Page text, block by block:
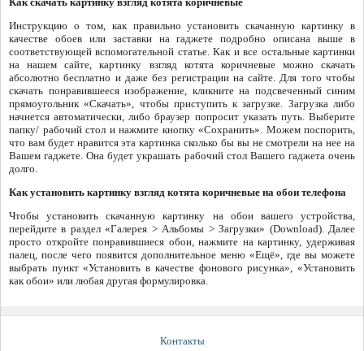
Инструкцию о том, как правильно установить скачанную картинку в
качестве обоев или заставки на гаджете подробно описана выше в
соответствующей вспомогательной статье. Как и все остальные картинки
на нашем сайте, картинку взгляд котята коричневые можно скачать
абсолютно бесплатно и даже без регистрации на сайте. Для того чтобы
скачать понравившееся изображение, кликните на подсвеченный синим
прямоугольник «Скачать», чтобы приступить к загрузке. Загрузка либо
начнется автоматически, либо браузер попросит указать путь. Выберите
папку/ рабочий стол и нажмите кнопку «Сохранить». Можем поспорить,
что вам будет нравится эта картинка сколько бы вы не смотрели на нее на
Вашем гаджете. Она будет украшать рабочий стол Вашего гаджета очень
долго.
Как установить картинку взгляд котята коричневые на обои телефона
Чтобы установить скачанную картинку на обои вашего устройства,
перейдите в раздел «Галерея > Альбомы > Загрузки» (Download). Далее
просто откройте понравившиеся обои, нажмите на картинку, удерживая
палец, после чего появится дополнительное меню «Ещё», где вы можете
выбрать пункт «Установить в качестве фонового рисунка», «Установить
как обои» или любая другая формулировка.
Контакты